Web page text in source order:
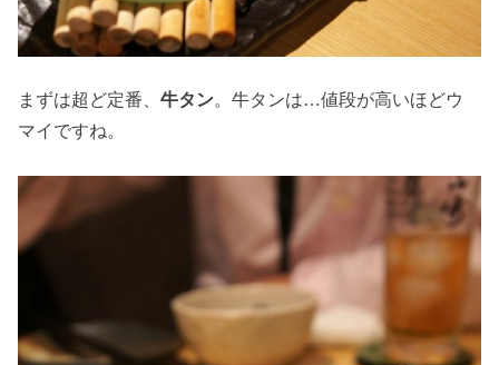
まずは超ど定番、牛タン。牛タンは…値段が高いほどウ
マイですね。